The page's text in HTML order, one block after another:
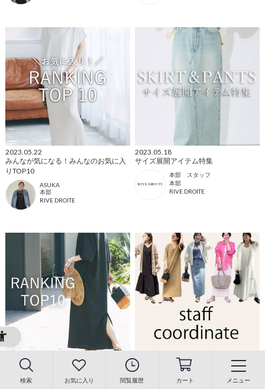
検索 お気に入り 閲覧履歴 カート メニュー
2023.05.22
みんなが気になる！みんなのお気に入
りTOP10
ASUKA
本部
RIVE DROITE
2023.05.18
サイズ展開アイテム特集
本部 スタッフ
本部
RIVE DROITE
2023.05.11
みんなが気になる！お気に入りTOP10
2023.05.11
本部スタッフの人気コーディネート特
集vol.2